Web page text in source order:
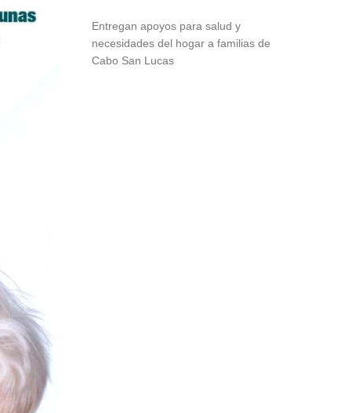
Entregan apoyos para salud y
necesidades del hogar a familias de
Cabo San Lucas